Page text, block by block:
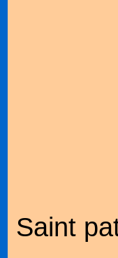
Saint